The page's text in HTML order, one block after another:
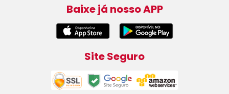
Baixe já nosso APP
Site Seguro